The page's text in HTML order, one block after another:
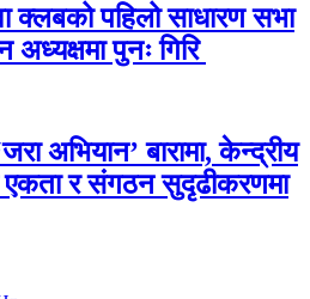
पहिलो साधारण सभा
पुनः गिरि
अभियान’ बारामा, केन्द्रीय
एकता र संगठन सुदृढीकरणमा